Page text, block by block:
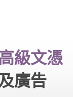
級文憑
廣告